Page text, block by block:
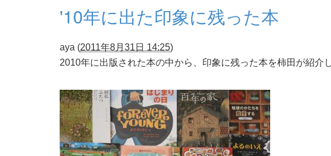
'10年に出た印象に残った本
aya (2011年8月31日 14:25)
2010年に出版された本の中から、印象に残った本を柿田が紹介し